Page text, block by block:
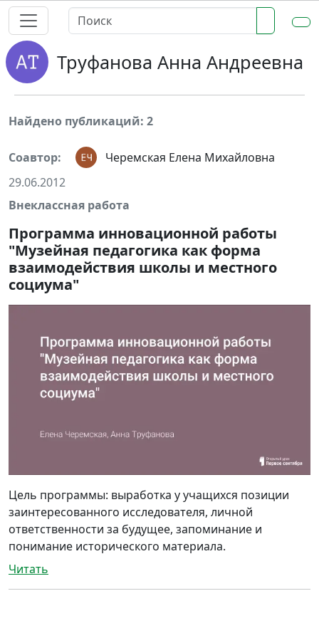
Труфанова Анна Андреевна
Найдено публикаций: 2
Соавтор:
Черемская Елена Михайловна
29.06.2012
Внеклассная работа
Программа инновационной работы
"Музейная педагогика как форма
взаимодействия школы и местного
социума"
Цель программы: выработка у учащихся позиции
заинтересованного исследователя, личной
ответственности за будущее, запоминание и
понимание исторического материала.
Читать